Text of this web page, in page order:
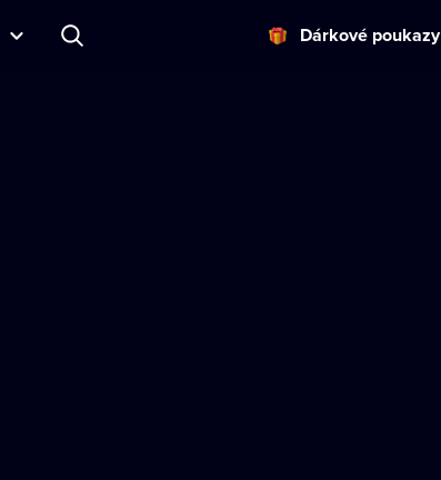
Dárkové poukazy